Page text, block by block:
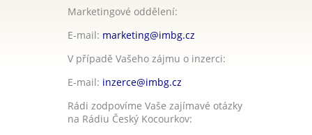
Marketingové oddělení:
E-mail: marketing@imbg.cz
V případě Vašeho zájmu o inzerci:
E-mail: inzerce@imbg.cz
Rádi zodpovíme Vaše zajímavé otázky
na Rádiu Český Kocourkov: